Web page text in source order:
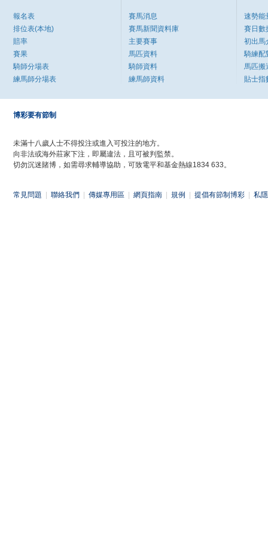
報名表
排位表(本地)
賠率
賽果
騎師分場表
練馬師分場表
賽馬消息
賽馬新聞資料庫
主要賽事
馬匹資料
騎師資料
練馬師資料
速勢能
賽日數
初出馬
騎練配
馬匹搬
貼士指
博彩要有節制
未滿十八歲人士不得投注或進入可投注的地方。
向非法或海外莊家下注，即屬違法，且可被判監禁。
切勿沉迷賭博，如需尋求輔導協助，可致電平和基金熱線1834 633。
常見問題 聯絡我們 傳媒專用區 網頁指南 規例 提倡有節制博彩 私